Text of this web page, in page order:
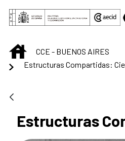
Saltar al contenido principal
INICIOCCE - BUENOS AIRES
Estructuras Compartidas:
Estructuras